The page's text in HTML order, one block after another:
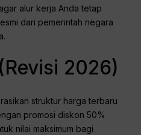
alur kerja Anda tetap
dari pemerintah negara
2026)
struktur harga terbaru
promosi diskon 50%
nilai maksimum bagi